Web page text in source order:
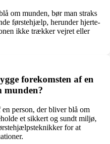
om munden, bør man straks
førstehjælp, herunder hjerte-
ikke trækker vejret eller
forekomsten af en
munden?
person, der bliver blå om
et sikkert og sundt miljø,
for at